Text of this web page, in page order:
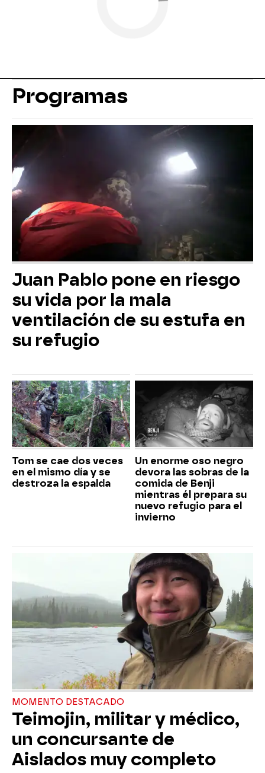
Programas
Juan Pablo pone en riesgo
su vida por la mala
ventilación de su estufa en
su refugio
Tom se cae dos veces
en el mismo día y se
destroza la espalda
Un enorme oso negro
devora las sobras de la
comida de Benji
mientras él prepara su
nuevo refugio para el
invierno
MOMENTO DESTACADO
Teimojin, militar y médico,
un concursante de
Aislados muy completo